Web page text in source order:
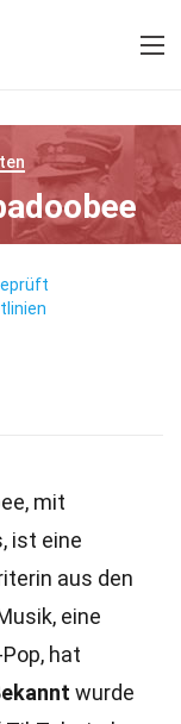
mit
ist eine
aus den
eine
hat
wurde